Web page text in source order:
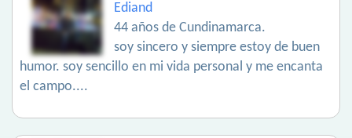
Ediand
44 años de Cundinamarca.
soy sincero y siempre estoy de buen
humor. soy sencillo en mi vida personal y me encanta
el campo....